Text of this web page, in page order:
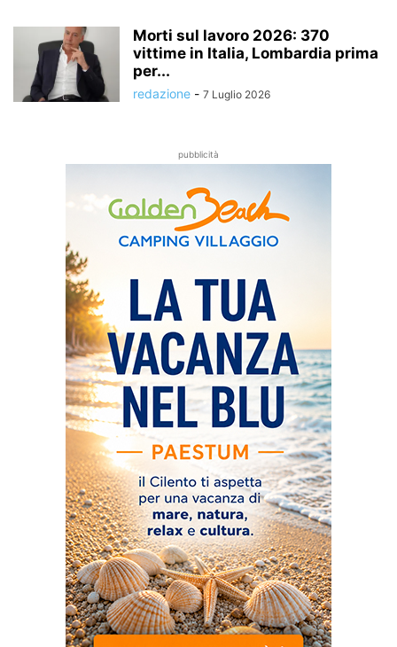
Morti sul lavoro 2026: 370
vittime in Italia, Lombardia prima
per...
redazione - 7 Luglio 2026
pubblicità